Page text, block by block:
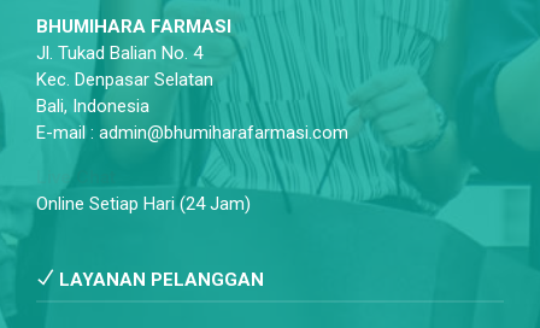
BHUMIHARA FARMASI
Jl. Tukad Balian No. 4
Kec. Denpasar Selatan
Bali, Indonesia
E-mail : admin@bhumiharafarmasi.com
Live Chat
Online Setiap Hari (24 Jam)
LAYANAN PELANGGAN